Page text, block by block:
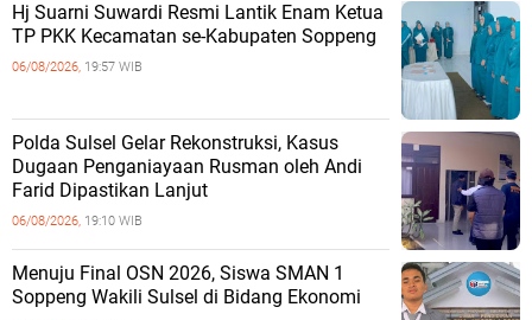
Hj Suarni Suwardi Resmi Lantik Enam Ketua
TP PKK Kecamatan se-Kabupaten Soppeng
06/08/2026, 19:57 WIB
Polda Sulsel Gelar Rekonstruksi, Kasus
Dugaan Penganiayaan Rusman oleh Andi
Farid Dipastikan Lanjut
06/08/2026, 19:10 WIB
Menuju Final OSN 2026, Siswa SMAN 1
Soppeng Wakili Sulsel di Bidang Ekonomi